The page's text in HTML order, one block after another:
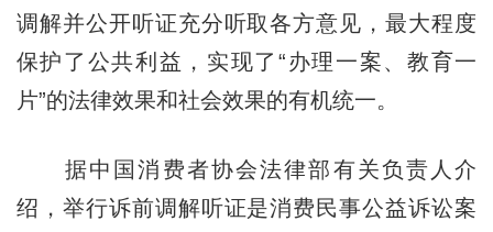
调解并公开听证充分听取各方意见，最大程度
保护了公共利益，实现了“办理一案、教育一
片”的法律效果和社会效果的有机统一。
据中国消费者协会法律部有关负责人介
绍，举行诉前调解听证是消费民事公益诉讼案